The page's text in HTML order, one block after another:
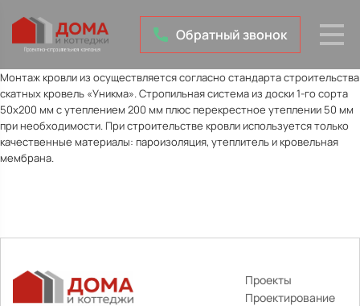
Обратный звонок
Монтаж кровли из осуществляется согласно стандарта строительства
скатных кровель «Уникма». Стропильная система из доски 1-го сорта
50х200 мм с утеплением 200 мм плюс перекрестное утеплении 50 мм
при необходимости. При строительстве кровли используется только
качественные материалы: пароизоляция, утеплитель и кровельная
мембрана.
Проекты
Проектирование